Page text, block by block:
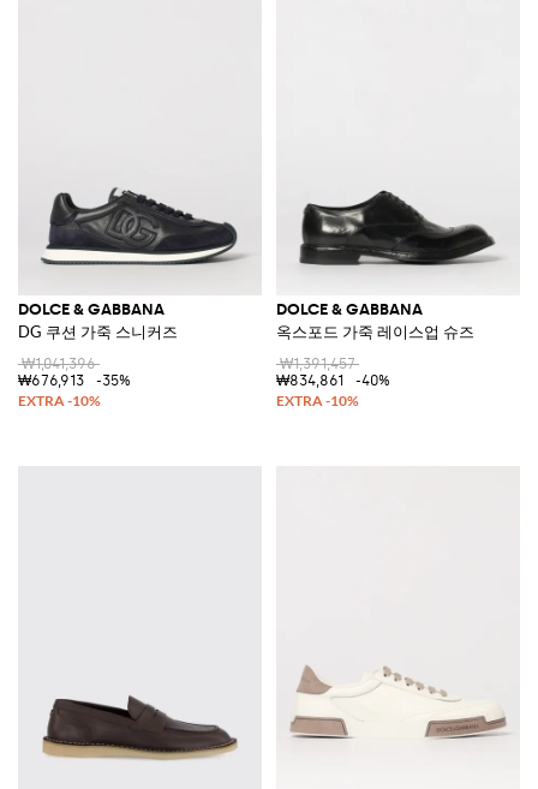
DOLCE & GABBANA
DG 쿠션 가죽 스니커즈
₩1,041,396
₩676,913
-35%
DOLCE & GABBANA
옥스포드 가죽 레이스업 슈즈
₩1,391,457
₩834,861
-40%